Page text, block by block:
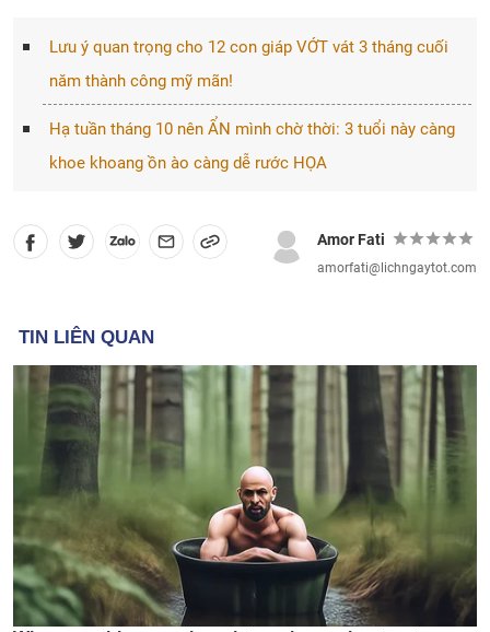
Lưu ý quan trọng cho 12 con giáp VỚT vát 3 tháng cuối
năm thành công mỹ mãn!
Hạ tuần tháng 10 nên ẨN mình chờ thời: 3 tuổi này càng
khoe khoang ồn ào càng dễ rước HỌA
Amor Fati
amorfati@lichngaytot.com